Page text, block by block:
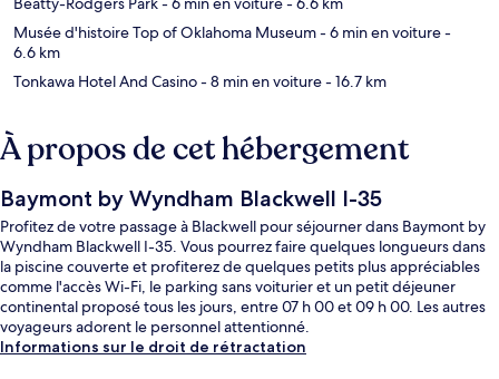
Musée d'histoire Top of Oklahoma Museum- 6 min en voiture-
6.6 km
Tonkawa Hotel And Casino- 8 min en voiture- 16.7 km
À propos de cet hébergement
Baymont by Wyndham Blackwell I-35
Profitez de votre passage à Blackwell pour séjourner dans Baymont by
Wyndham Blackwell I-35. Vous pourrez faire quelques longueurs dans
la piscine couverte et profiterez de quelques petits plus appréciables
comme l'accès Wi-Fi, le parking sans voiturier et un petit déjeuner
continental proposé tous les jours, entre 07 h 00 et 09 h 00. Les autres
voyageurs adorent le personnel attentionné.
Informations sur le droit de rétractation